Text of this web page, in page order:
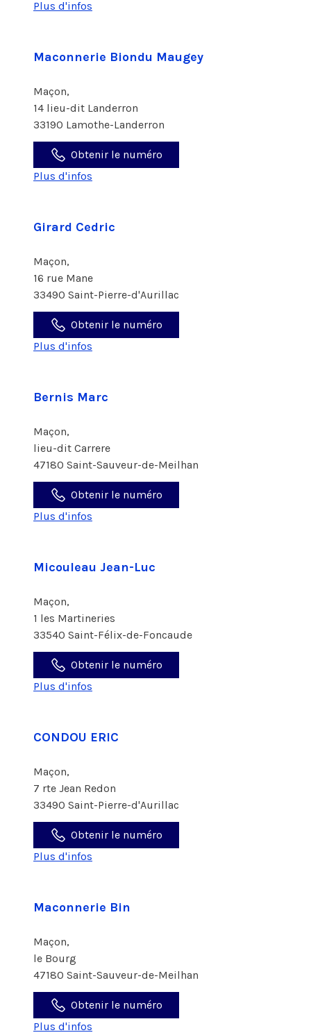
Plus d'infos
Maconnerie Biondu Maugey
Maçon,
14 lieu-dit Landerron
33190 Lamothe-Landerron
Obtenir le numéro
Plus d'infos
Girard Cedric
Maçon,
16 rue Mane
33490 Saint-Pierre-d'Aurillac
Obtenir le numéro
Plus d'infos
Bernis Marc
Maçon,
lieu-dit Carrere
47180 Saint-Sauveur-de-Meilhan
Obtenir le numéro
Plus d'infos
Micouleau Jean-Luc
Maçon,
1 les Martineries
33540 Saint-Félix-de-Foncaude
Obtenir le numéro
Plus d'infos
CONDOU ERIC
Maçon,
7 rte Jean Redon
33490 Saint-Pierre-d'Aurillac
Obtenir le numéro
Plus d'infos
Maconnerie Bin
Maçon,
le Bourg
47180 Saint-Sauveur-de-Meilhan
Obtenir le numéro
Plus d'infos